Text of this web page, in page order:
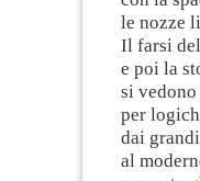
le nozze
Il farsi
e poi la
si
per
dai
al